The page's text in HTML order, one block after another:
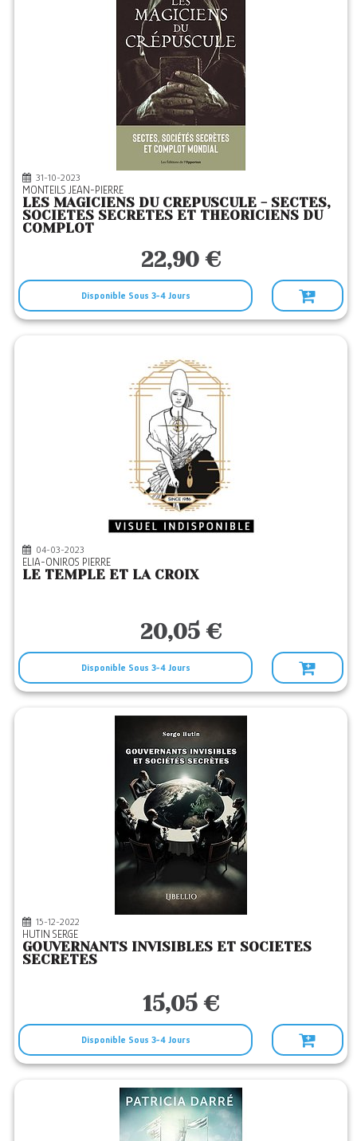
31-10-2023
MONTEILS JEAN-PIERRE
LES MAGICIENS DU CREPUSCULE - SECTES,
SOCIETES SECRETES ET THEORICIENS DU
COMPLOT
22,90 €
Disponible Sous 3-4 Jours
04-03-2023
ELIA-ONIROS PIERRE
LE TEMPLE ET LA CROIX
20,05 €
Disponible Sous 3-4 Jours
15-12-2022
HUTIN SERGE
GOUVERNANTS INVISIBLES ET SOCIETES
SECRETES
15,05 €
Disponible Sous 3-4 Jours